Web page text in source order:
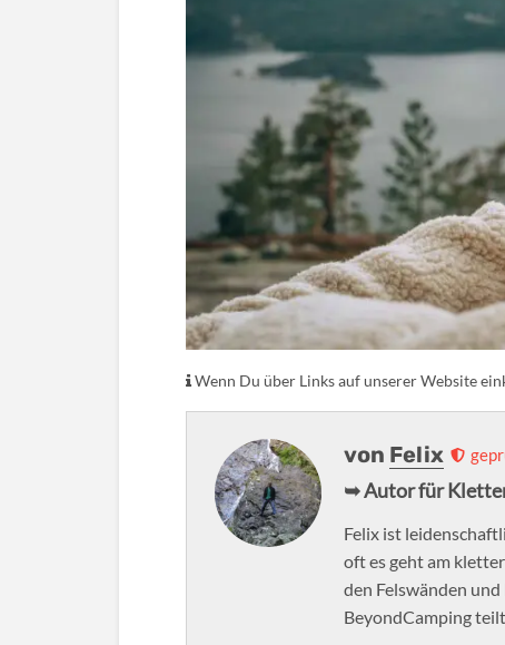
Wenn Du über Links auf unserer Website
von Felix
➥ Autor für
Felix ist
oft es geht am
den Felswänden
BeyondCamping